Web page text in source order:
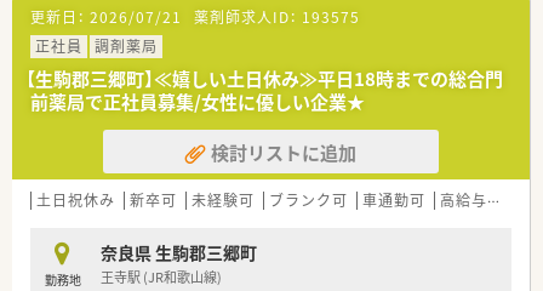
更新日： 2026/07/21 薬剤師求人ID： 193575
正社員
調剤薬局
【生駒郡三郷町】≪嬉しい土日休み≫平日18時までの総合門
前薬局で正社員募集/女性に優しい企業★
検討リストに追加
土日祝休み 新卒可 未経験可 ブランク可 車通勤可 高給与(600万円以上)
勤務地
奈良県 生駒郡三郷町
王寺駅 (JR和歌山線)